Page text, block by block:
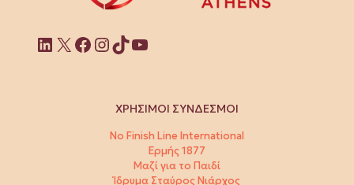
Linkedin
X Facebook
Instagram
TikTok
YouTube
ΧΡΗΣΙΜΟΙ ΣΥΝΔΕΣΜΟΙ
No Finish Line International
Ερμής 1877
Μαζί για το Παιδί
Ίδρυμα Σταύρος Νιάρχος